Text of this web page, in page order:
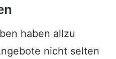
haben allzu
nicht selten